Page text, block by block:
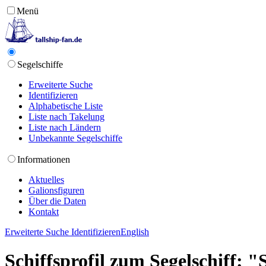
Menü
Segelschiffe
Erweiterte Suche
Identifizieren
Alphabetische Liste
Liste nach Takelung
Liste nach Ländern
Unbekannte Segelschiffe
Informationen
Aktuelles
Galionsfiguren
Über die Daten
Kontakt
Erweiterte Suche IdentifizierenEnglish
Schiffsprofil zum Segelschiff: